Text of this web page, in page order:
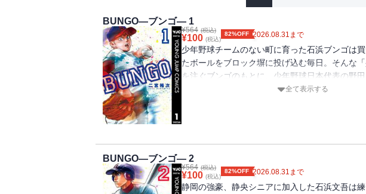
BUNGO―ブンゴ― 1
¥564 (税込)
¥100 (税込)
82%OFF 2026.08.31 まで
少年野球チームのない町に育った石浜ブンゴは
たボールをブロック塀に投げ込む毎日。そんな
を注ぐブンゴのもとに、少年野球日本代表の野
て、二人は予期せぬ対決へ…!! のちに中学校で
全て表示する
BUNGO―ブンゴ― 2
¥564 (税込)
¥100 (税込)
82%OFF 2026.08.31 まで
静岡の強豪、静央シニアに加入した石浜文吾は